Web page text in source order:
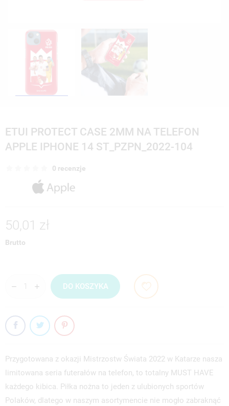
ETUI PROTECT CASE 2MM NA TELEFON
APPLE IPHONE 14 ST_PZPN_2022-104
0 recenzje
50,01 zł
Brutto
DO KOSZYKA
Przygotowana z okazji Mistrzostw Świata 2022 w Katarze nasza
limitowana seria futerałów na telefon, to totalny MUST HAVE
każdego kibica. Piłka nożna to jeden z ulubionych sportów
Polaków, dlatego w naszym asortymencie nie mogło zabraknąć